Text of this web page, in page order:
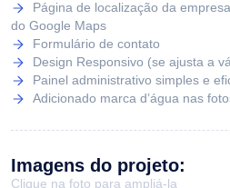
Página de localização da
do Google Maps
Formulário de contato
Design Responsivo (se ajusta a
Painel administrativo simples e
Adicionado marca d’água nas
Imagens do projeto:
Clique na foto para ampliá-la